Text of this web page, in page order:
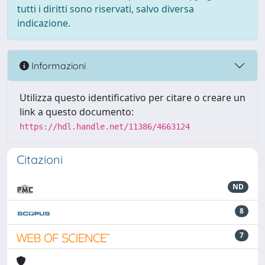
tutti i diritti sono riservati, salvo diversa
indicazione.
Informazioni
Utilizza questo identificativo per citare o creare un
link a questo documento:
https://hdl.handle.net/11386/4663124
Citazioni
ND
8
7